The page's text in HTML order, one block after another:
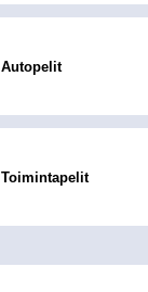
Autopelit
Toimintapelit